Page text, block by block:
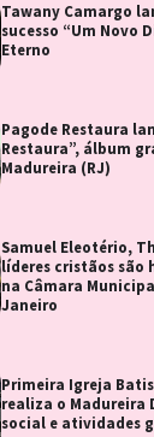
Tawany Camargo
sucesso “Um Novo
Eterno
Pagode Restaura
Restaura”, álbum
Madureira (RJ)
Samuel Eleotério,
líderes cristãos são
na Câmara
Janeiro
Primeira Igreja
realiza o Madureira
social e atividades